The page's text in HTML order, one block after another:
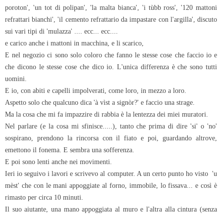
poroton', 'un tot di polipan', 'la malta bianca', 'i tùbb ross', '120 mattoni
refrattari bianchi', 'il cemento refrattario da impastare con l'argilla', discuto
sui vari tipi di 'mulazza' .... ecc... ecc....
e carico anche i mattoni in macchina, e li scarico,
E nel negozio ci sono solo coloro che fanno le stesse cose che faccio io e
che dicono le stesse cose che dico io. L'unica differenza è che sono tutti
uomini.
E io, con abiti e capelli impolverati, come loro, in mezzo a loro.
Aspetto solo che qualcuno dica 'à vìst a signòr?' e faccio una strage.
Ma la cosa che mi fa impazzire di rabbia è la lentezza dei miei muratori.
Nel parlare (e la cosa mi sfinisce.....), tanto che prima di dire 'si' o 'no'
sospirano, prendono la rincorsa con il fiato e poi, guardando altrove,
emettono il fonema. E sembra una sofferenza.
E poi sono lenti anche nei movimenti.
Ieri io seguivo i lavori e scrivevo al computer. A un certo punto ho visto 'u
mèst' che con le mani appoggiate al forno, immobile, lo fissava... e così è
rimasto per circa 10 minuti.
Il suo aiutante, una mano appoggiata al muro e l'altra alla cintura (senza